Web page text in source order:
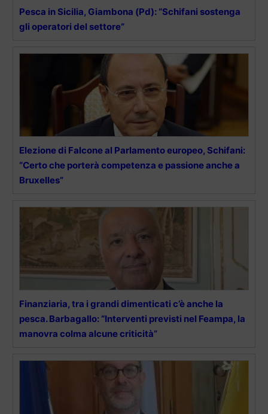
Pesca in Sicilia, Giambona (Pd): “Schifani sostenga
gli operatori del settore”
Elezione di Falcone al Parlamento europeo, Schifani:
“Certo che porterà competenza e passione anche a
Bruxelles”
Finanziaria, tra i grandi dimenticati c’è anche la
pesca. Barbagallo: “Interventi previsti nel Feampa, la
manovra colma alcune criticità”